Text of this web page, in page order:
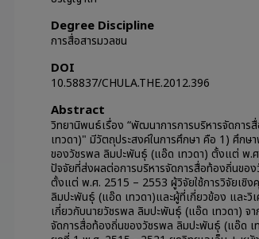
Degree Discipline
การสื่อสารมวลชน
DOI
10.58837/CHULA.THE.2012.396
Abstract
วิทยานิพนธ์เรื่อง “พัฒนาการการบริหารจัดกา
เทวดา)" มีวัตถุประสงค์ในการศึกษา คือ 1) ศึก
ของวัชรพล ลิมปะพันธุ์ (แอ๊ด เทวดา) ตั้งแต่ พ.
ปัจจัยที่ส่งผลต่อการบริหารจัดการสื่อท้องถิ่นขอ
ตั้งแต่ พ.ศ. 2515 – 2553 ผู้วิจัยใช้การวิจัยเชิ
ลิมปะพันธุ์ (แอ๊ด เทวดา)และผู้ที่เกี่ยวข้อง และวิ
เกี่ยวกับนายวัชรพล ลิมปะพันธุ์ (แอ๊ด เทวดา) จ
จัดการสื่อท้องถิ่นของวัชรพล ลิมปะพันธุ์ (แอ๊ด